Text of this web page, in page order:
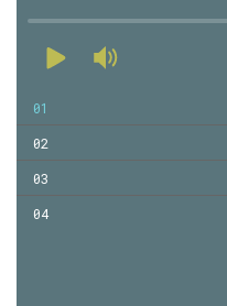
01
02
03
04